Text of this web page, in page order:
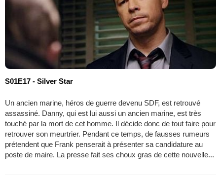
S01E17 - Silver Star
Un ancien marine, héros de guerre devenu SDF, est retrouvé
assassiné. Danny, qui est lui aussi un ancien marine, est très
touché par la mort de cet homme. Il décide donc de tout faire pour
retrouver son meurtrier. Pendant ce temps, de fausses rumeurs
prétendent que Frank penserait à présenter sa candidature au
poste de maire. La presse fait ses choux gras de cette nouvelle...